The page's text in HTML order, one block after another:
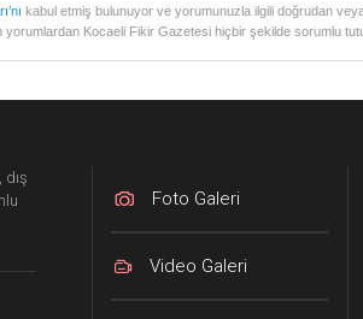
kabul etmiş bulunuyor ve yorumunuzla ilgili doğrudan
yorumlardan Kocaeli Fikir Gazetesi hiçbir şekilde sorumlu
Foto Galeri
Video Galeri